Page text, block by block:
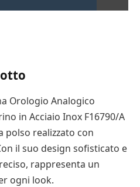
Orologio Analogico
in Acciaio Inox F16790/A
polso realizzato con
il suo design sofisticato e
rappresenta un
ogni look.